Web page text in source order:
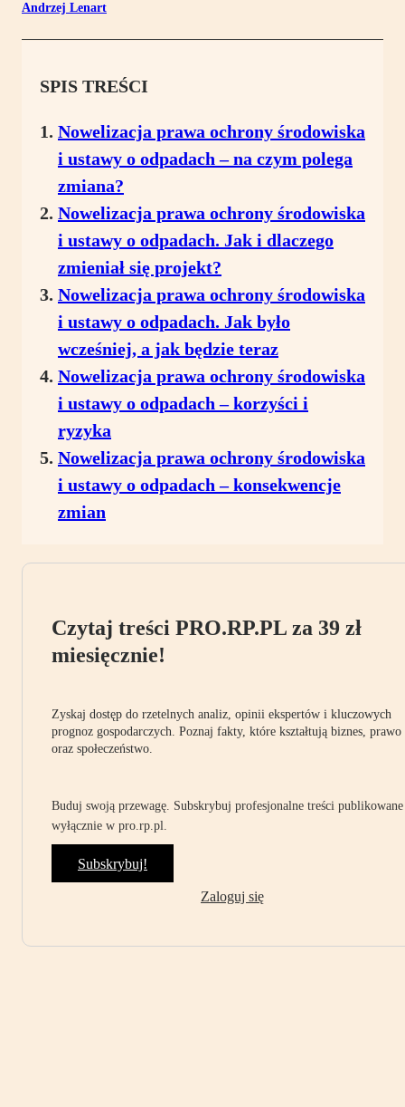
Andrzej Lenart
SPIS TREŚCI
Nowelizacja prawa ochrony środowiska
i ustawy o odpadach – na czym polega
zmiana?
Nowelizacja prawa ochrony środowiska
i ustawy o odpadach. Jak i dlaczego
zmieniał się projekt?
Nowelizacja prawa ochrony środowiska
i ustawy o odpadach. Jak było
wcześniej, a jak będzie teraz
Nowelizacja prawa ochrony środowiska
i ustawy o odpadach – korzyści i
ryzyka
Nowelizacja prawa ochrony środowiska
i ustawy o odpadach – konsekwencje
zmian
Czytaj treści PRO.RP.PL za 39 zł
miesięcznie!
Zyskaj dostęp do rzetelnych analiz, opinii ekspertów i kluczowych
prognoz gospodarczych. Poznaj fakty, które kształtują biznes, prawo
oraz społeczeństwo.
Buduj swoją przewagę. Subskrybuj profesjonalne treści publikowane
wyłącznie w pro.rp.pl.
Subskrybuj!
Zaloguj się